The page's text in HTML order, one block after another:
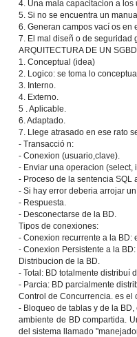
4. Una mala capacitacion a
5. Si no se encuentra un
6. Generan campos vací os en
7. El mal diseñ o de seguridad
ARQUITECTURA DE UN SGBD
1. Conceptual (idea)
2. Logico: se toma lo
3. Interno.
4. Externo.
5 . Aplicable.
6. Adaptado.
7. Llege atrasado en ese rato
- Transacció n:
- Conexion (usuario,clave).
- Enviar una operacion (select,
- Proceso de la sentencia SQL
- Si hay error deberia arrojar
- Respuesta.
- Desconectarse de la BD.
Tipos de conexiones:
- Conexion recurrente a la BD:
- Conexion Persistente a la
Distribucion de la BD.
- Total: BD totalmente distribuí
- Parcia: BD parcialmente
Control de Concurrencia. es el
- Bloqueo de tablas y de la
ambiente de BD compartida.
del sistema llamado